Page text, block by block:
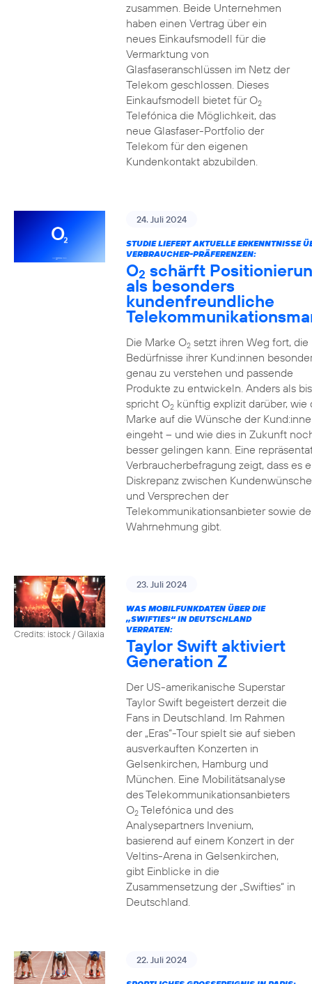
zusammen. Beide Unternehmen
haben einen Vertrag über ein
neues Einkaufsmodell für die
Vermarktung von
Glasfaseranschlüssen im Netz der
Telekom geschlossen. Dieses
Einkaufsmodell bietet für O2
Telefónica die Möglichkeit, das
neue Glasfaser-Portfolio der
Telekom für den eigenen
Kundenkontakt abzubilden.
24. Juli 2024
STUDIE LIEFERT AKTUELLE ERKENNTNISSE
VERBRAUCHER-PRÄFERENZEN:
O2 schärft
als besonders
kundenfreundliche
Die Marke O2setzt ihren Weg fort, die
Bedürfnisse ihrer Kund:innen
genau zu verstehen und passende
Produkte zu entwickeln. Anders als
spricht O2künftig explizit darüber, wie
Marke auf die Wünsche der
eingeht – und wie dies in Zukunft
besser gelingen kann. Eine
Verbraucherbefragung zeigt, dass es
Diskrepanz zwischen
und Versprechen der
Telekommunikationsanbieter sowie
Wahrnehmung gibt.
Credits: istock / Gilaxia
23. Juli 2024
WAS MOBILFUNKDATEN ÜBER DIE
„SWIFTIES“ IN DEUTSCHLAND
VERRATEN:
Taylor Swift aktiviert
Generation Z
Der US-amerikanische Superstar
Taylor Swift begeistert derzeit die
Fans in Deutschland. Im Rahmen
der „Eras“-Tour spielt sie auf sieben
ausverkauften Konzerten in
Gelsenkirchen, Hamburg und
München. Eine Mobilitätsanalyse
des Telekommunikationsanbieters
O2Telefónica und des
Analysepartners Invenium,
basierend auf einem Konzert in der
Veltins-Arena in Gelsenkirchen,
gibt Einblicke in die
Zusammensetzung der „Swifties“ in
Deutschland.
22. Juli 2024